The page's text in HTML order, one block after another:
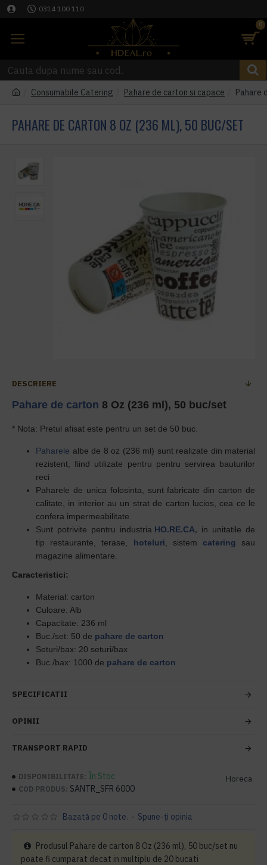
0314 100 110
0
Consumabile Catering Pahare de carton si capace Pahare
PAHARE DE CARTON 8 OZ (236 ML), 50 BUC/SET
DESCRIERE
Pahare de carton 8 Oz (236 ml), 50 buc/set
* Nota: Pretul afisat este pentru un set de 50 buc.
Paharele albe de 8 oz (236 ml) sunt realizate din material
rezistent, fiind utilizate pentru pentru servirea bauturilor
reci
Paharele de unica folosinta, suntfabricate din carton de
calitate,
in interior au un strat de carton lucios, cea ce le
confera impermeabilitate.
Sunt potrivite pentru industria HO.RE.CA, in unitatile de
tip restaurante, terase, hoteluri , sistem catering sau
magazine alimentare.
Caracteristici:
Material: carton
Culoare: Alb
Capacitate: 236 ml
Buc./set: 50 de pahare de carton
Seturi/bax: 20 seturi/bax
Buc./bax: 1000 de pahare de carton
SPECIFICATII
OPINII
TRANSPORT RAPID
DISPONIBILITATE: În Stoc
COD PRODUS: SANTR_SFR 6000
Horeca
Bazată pe 0 note. - Spune-ţi opinia
Produsul Pahare de carton 8 Oz (236 ml), 50 buc/set nu
poate fi cumparat decat in multiplu de 20 bucati